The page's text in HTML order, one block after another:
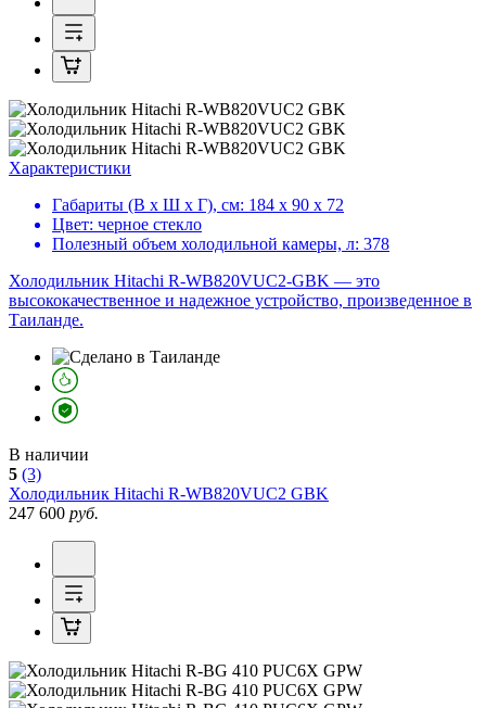
Характеристики
Габариты (В х Ш х Г), см: 184 х 90 х 72
Цвет: черное стекло
Полезный объем холодильной камеры, л: 378
Холодильник Hitachi R-WB820VUC2-GBK — это
высококачественное и надежное устройство, произведенное в
Таиланде.
В наличии
5 (3)
Холодильник Hitachi R-WB820VUC2 GBK
247 600 руб.